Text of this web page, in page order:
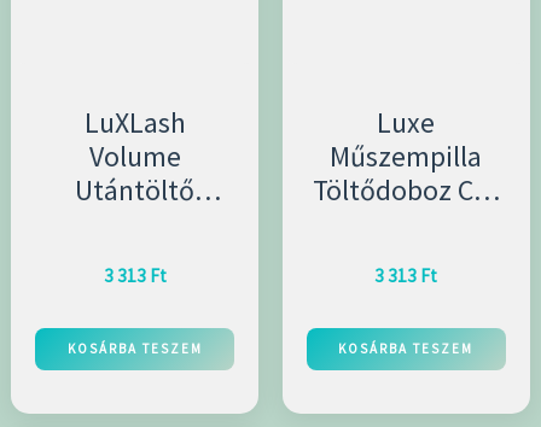
LuXLash
Volume
Utántöltő
12 mm méret
3 313 Ft
KOSÁRBA TESZEM
Luxe
Műszempilla
Töltődoboz C ív
mm méret
3 313 Ft
KOSÁRBA TESZEM